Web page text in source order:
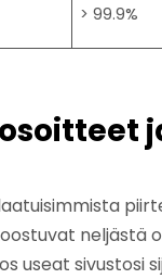
> 99.9%
neljästä
useat sivustosi